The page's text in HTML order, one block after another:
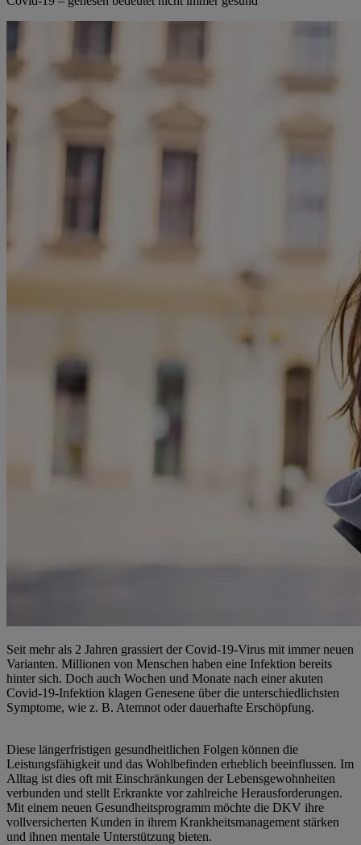
Seit mehr als 2 Jahren grassiert der Covid-19-Virus mit immer neuen
Varianten. Millionen von Menschen haben eine Infektion bereits
hinter sich. Doch auch Wochen und Monate nach einer akuten
Covid-19-Infektion klagen Genesene über die unterschiedlichsten
Symptome, wie z. B. Atemnot oder dauerhafte Erschöpfung.
Diese längerfristigen gesundheitlichen Folgen können die
Leistungsfähigkeit und das Wohlbefinden erheblich beeinflussen. Im
Alltag ist dies oft mit Einschränkungen der Lebensgewohnheiten
verbunden und stellt Erkrankte vor zahlreiche Herausforderungen.
Mit einem neuen Gesundheitsprogramm möchte die DKV ihre
vollversicherten Kunden in ihrem Krankheitsmanagement stärken
und ihnen mentale Unterstützung bieten.